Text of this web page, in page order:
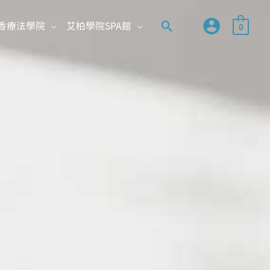
療法學院 艾柏學院SPA館
搜
0